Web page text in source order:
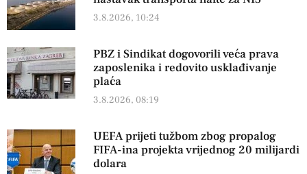
3.8.2026, 10:24
PBZ i Sindikat dogovorili veća prava
zaposlenika i redovito usklađivanje
plaća
3.8.2026, 08:19
UEFA prijeti tužbom zbog propalog
FIFA-ina projekta vrijednog 20 milijardi
dolara